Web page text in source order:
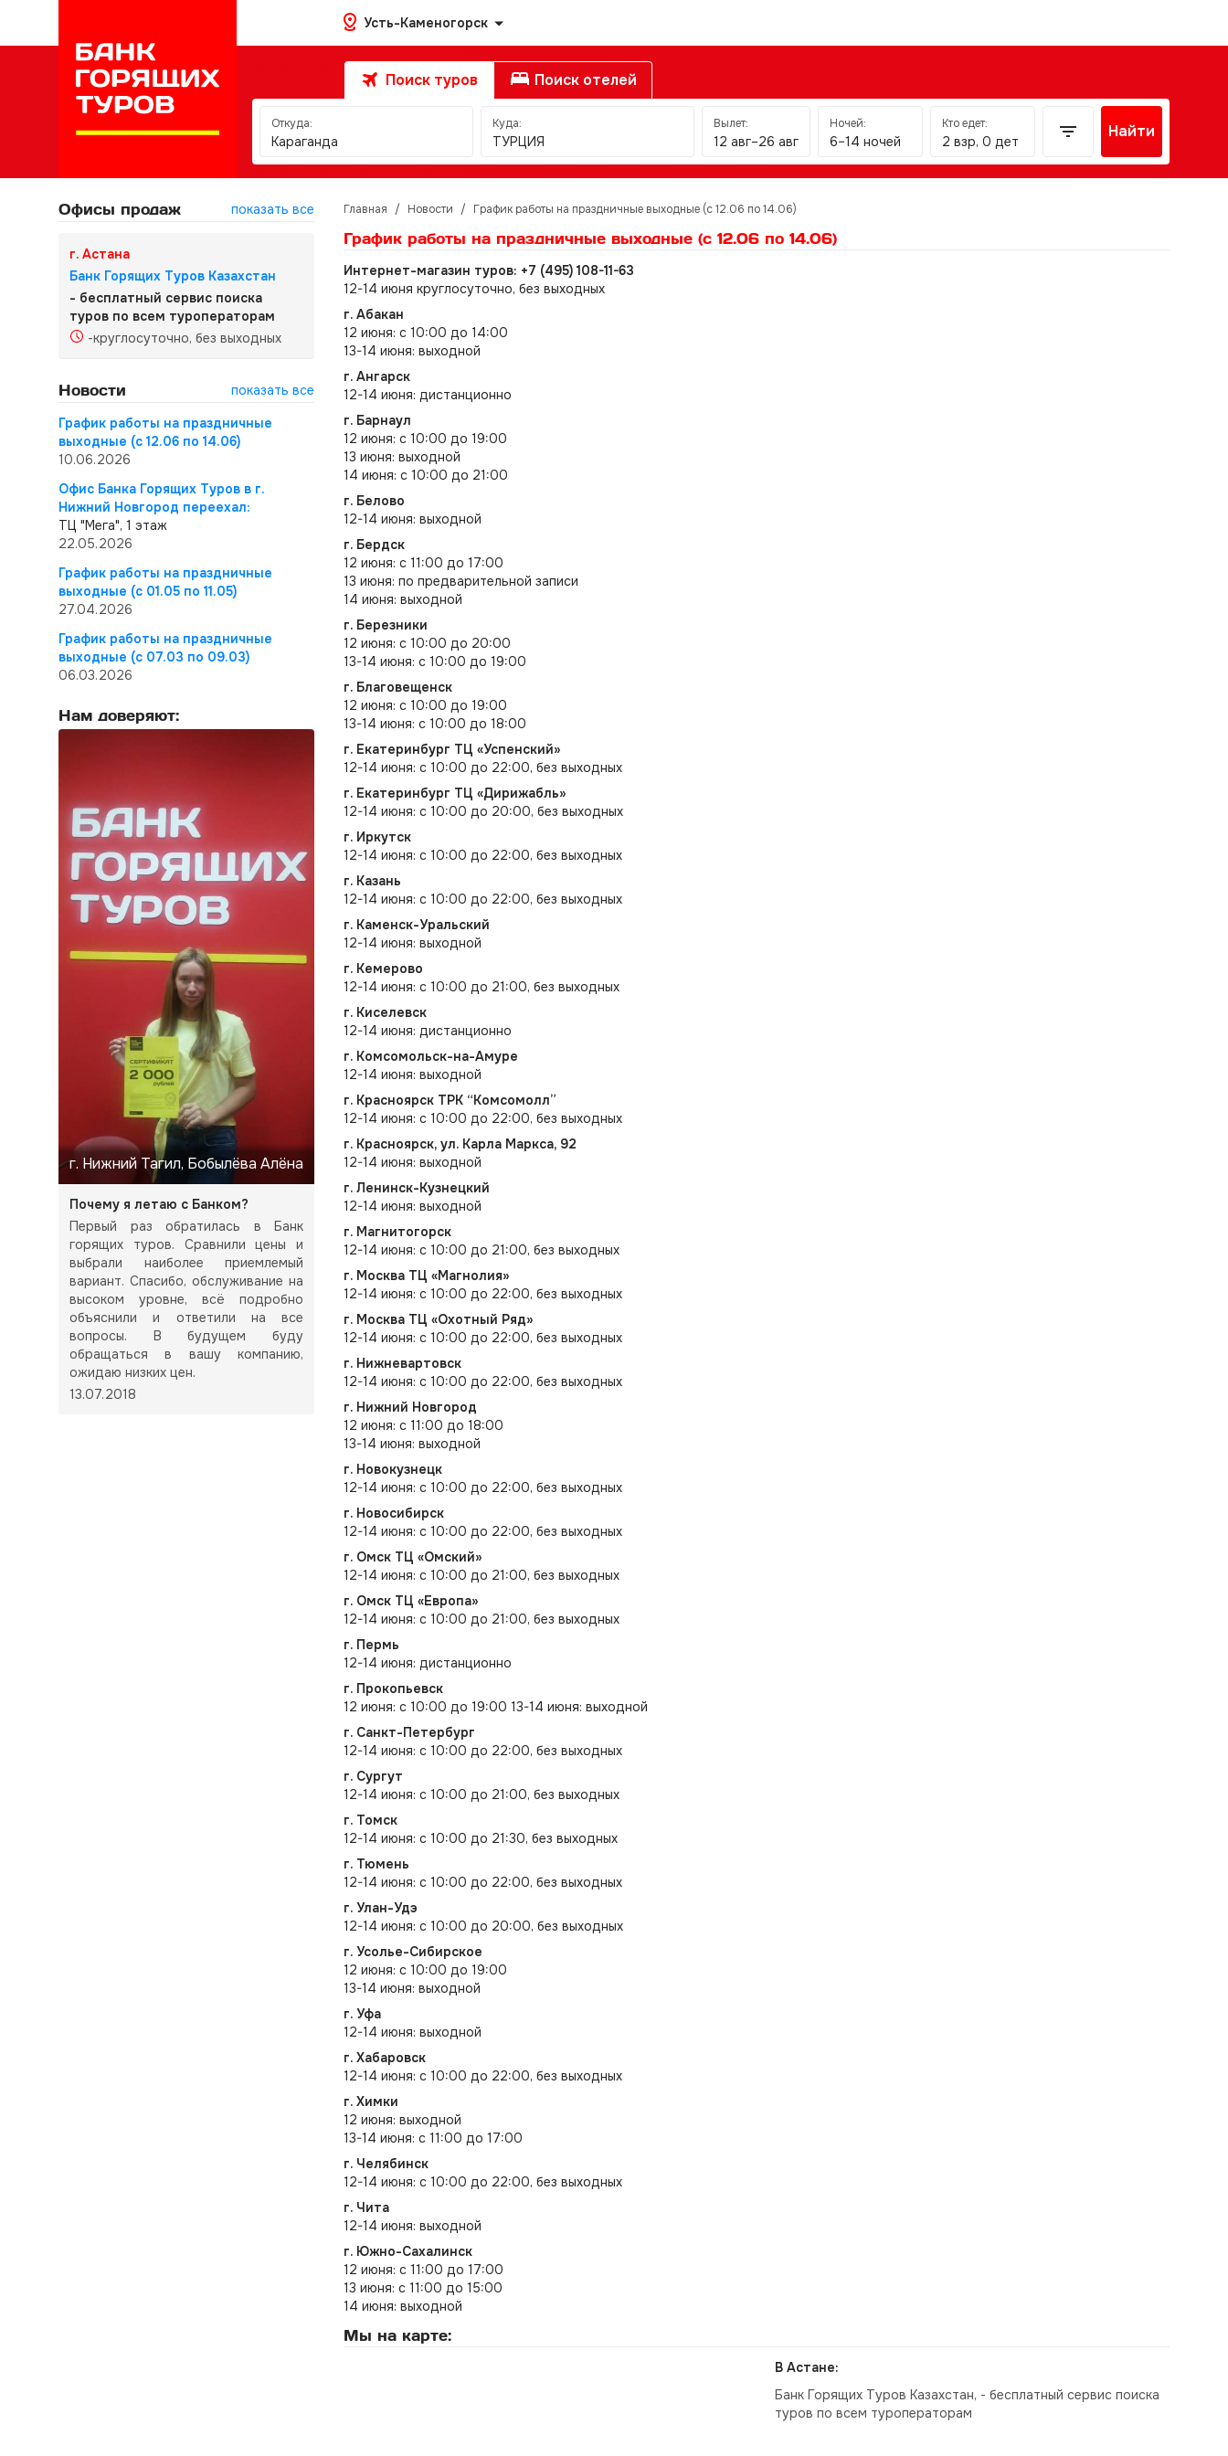
Усть-Каменогорск
Поиск туров Поиск отелей
Откуда:
Караганда
Куда:
ТУРЦИЯ
Вылет:
12 авг–26 авг
Ночей:
6–14 ночей
Кто едет:
2 взр, 0 дет
Найти
Офисы продаж показать все
г. Астана
Банк Горящих Туров Казахстан
- бесплатный сервис поиска
туров по всем туроператорам
-круглосуточно, без выходных
Новости
показать все
График работы на праздничные
выходные (с 12.06 по 14.06)
10.06.2026
Офис Банка Горящих Туров в г.
Нижний Новгород переехал:
ТЦ "Мега", 1 этаж
22.05.2026
График работы на праздничные
выходные (с 01.05 по 11.05)
27.04.2026
График работы на праздничные
выходные (с 07.03 по 09.03)
06.03.2026
Нам доверяют:
г. Нижний Тагил, Бобылёва Алёна
Почему я летаю с Банком?
Первый раз обратилась в Банк
горящих туров. Сравнили цены и
выбрали наиболее приемлемый
вариант. Спасибо, обслуживание на
высоком уровне, всё подробно
объяснили и ответили на все
вопросы. В будущем буду
обращаться в вашу компанию,
ожидаю низких цен.
13.07.2018
Главная / Новости / График работы на праздничные выходные (с 12.06 по 14.06)
График работы на праздничные выходные (с 12.06 по 14.06)
Интернет-магазин туров: +7 (495) 108-11-63
12-14 июня круглосуточно, без выходных
г. Абакан
12 июня: с 10:00 до 14:00
13-14 июня: выходной
г. Ангарск
12-14 июня: дистанционно
г. Барнаул
12 июня: с 10:00 до 19:00
13 июня: выходной
14 июня: с 10:00 до 21:00
г. Белово
12-14 июня: выходной
г. Бердск
12 июня: с 11:00 до 17:00
13 июня: по предварительной записи
14 июня: выходной
г. Березники
12 июня: с 10:00 до 20:00
13-14 июня: с 10:00 до 19:00
г. Благовещенск
12 июня: с 10:00 до 19:00
13-14 июня: с 10:00 до 18:00
г. Екатеринбург ТЦ «Успенский»
12-14 июня: с 10:00 до 22:00, без выходных
г. Екатеринбург ТЦ «Дирижабль»
12-14 июня: с 10:00 до 20:00, без выходных
г. Иркутск
12-14 июня: с 10:00 до 22:00, без выходных
г. Казань
12-14 июня: с 10:00 до 22:00, без выходных
г. Каменск-Уральский
12-14 июня: выходной
г. Кемерово
12-14 июня: с 10:00 до 21:00, без выходных
г. Киселевск
12-14 июня: дистанционно
г. Комсомольск-на-Амуре
12-14 июня: выходной
г. Красноярск ТРК “Комсомолл”
12-14 июня: с 10:00 до 22:00, без выходных
г. Красноярск, ул. Карла Маркса, 92
12-14 июня: выходной
г. Ленинск-Кузнецкий
12-14 июня: выходной
г. Магнитогорск
12-14 июня: с 10:00 до 21:00, без выходных
г. Москва ТЦ «Магнолия»
12-14 июня: с 10:00 до 22:00, без выходных
г. Москва ТЦ «Охотный Ряд»
12-14 июня: с 10:00 до 22:00, без выходных
г. Нижневартовск
12-14 июня: с 10:00 до 22:00, без выходных
г. Нижний Новгород
12 июня: с 11:00 до 18:00
13-14 июня: выходной
г. Новокузнецк
12-14 июня: с 10:00 до 22:00, без выходных
г. Новосибирск
12-14 июня: с 10:00 до 22:00, без выходных
г. Омск ТЦ «Омский»
12-14 июня: с 10:00 до 21:00, без выходных
г. Омск ТЦ «Европа»
12-14 июня: с 10:00 до 21:00, без выходных
г. Пермь
12-14 июня: дистанционно
г. Прокопьевск
12 июня: с 10:00 до 19:00 13-14 июня: выходной
г. Санкт-Петербург
12-14 июня: с 10:00 до 22:00, без выходных
г. Сургут
12-14 июня: с 10:00 до 21:00, без выходных
г. Томск
12-14 июня: с 10:00 до 21:30, без выходных
г. Тюмень
12-14 июня: с 10:00 до 22:00, без выходных
г. Улан-Удэ
12-14 июня: с 10:00 до 20:00, без выходных
г. Усолье-Сибирское
12 июня: с 10:00 до 19:00
13-14 июня: выходной
г. Уфа
12-14 июня: выходной
г. Хабаровск
12-14 июня: с 10:00 до 22:00, без выходных
г. Химки
12 июня: выходной
13-14 июня: с 11:00 до 17:00
г. Челябинск
12-14 июня: с 10:00 до 22:00, без выходных
г. Чита
12-14 июня: выходной
г. Южно-Сахалинск
12 июня: с 11:00 до 17:00
13 июня: с 11:00 до 15:00
14 июня: выходной
Мы на карте:
В Астане:
Банк Горящих Туров Казахстан, - бесплатный сервис поиска
туров по всем туроператорам